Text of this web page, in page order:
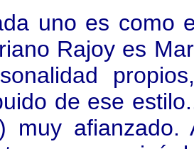
uno es como
Rajoy es
de ese
muy